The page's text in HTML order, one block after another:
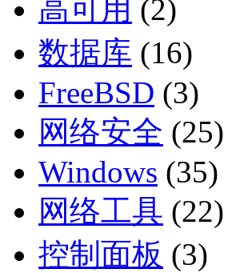
高可用 (2)
数据库 (16)
FreeBSD (3)
网络安全 (25)
Windows (35)
网络工具 (22)
控制面板 (3)